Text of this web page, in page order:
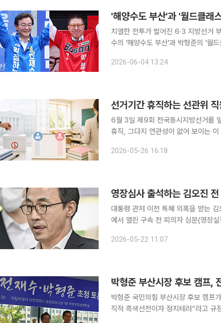
'해양수도 부산'과 '월드클래
치열한 전투가 벌어진 6·3 지방선거 부
수의 '해양수도 부산'과 박형준의 '월드클래스 부산' 표면적으로는 두 후보
2026-06-04 13:24
선거기간 휴직하는 선관위
6월 3일 제9회 전국동시지방선거를
휴직, 그다지 연관성이 없어 보이는
가장 바빠집니다. 후보 등록부터 선거
2026-05-26 16:18
영장심사 출석하는 김오진
대통령 관저 이전 특혜 의혹을 받는
에서 열린 구속 전 피의자 심문(영장
2026-05-22 11:07
박형준 부산시장 후보 캠프,
박형준 국민의힘 부산시장 후보 캠프
직적 흑색선전이자 정치테러”라고 규정하며 전면